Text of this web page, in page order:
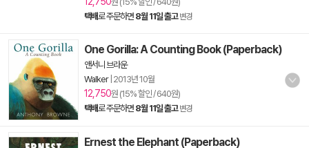
택배로 주문하면 8월 11일 출고 변경
One Gorilla: A Counting Book (Paperback)
앤서니 브라운
Walker| 2013년 10월
12,750원 (15% 할인 / 640원)
택배로 주문하면 8월 11일 출고 변경
Ernest the Elephant (Paperback)